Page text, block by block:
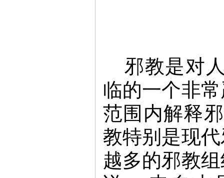
邪教是对
临的一个非
范围内解释
教特别是现
越多的邪教